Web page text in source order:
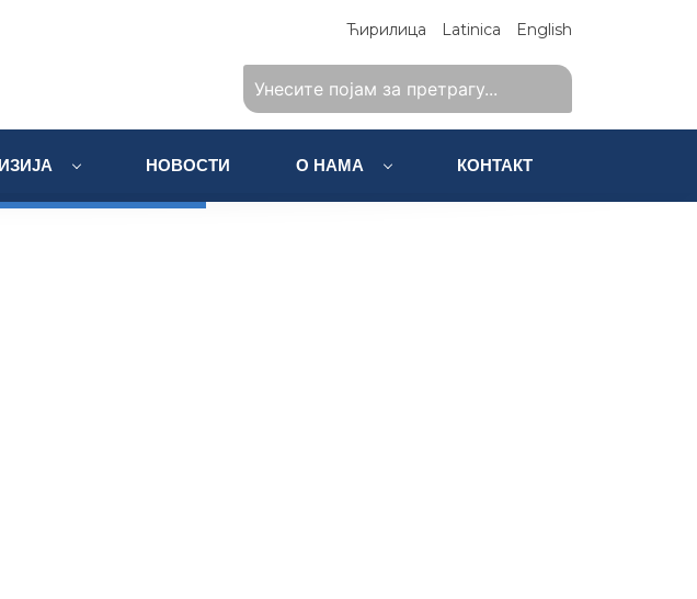
Ћирилица Latinica English
НОВОСТИ О НАМА КОНТАКТ